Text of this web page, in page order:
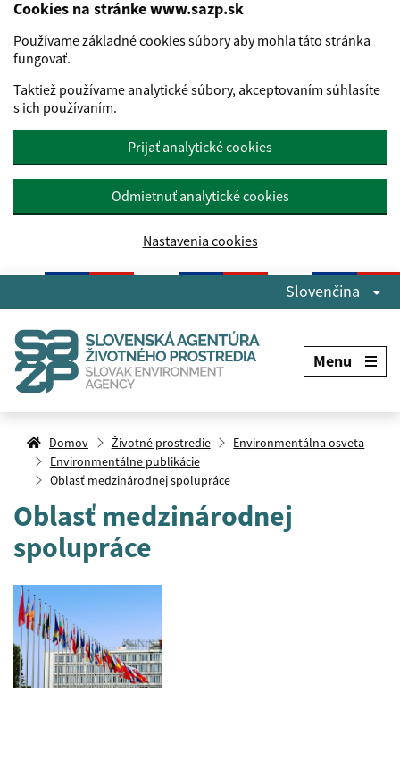
Cookies na stránke www.sazp.sk
Používame základné cookies súbory aby mohla táto stránka
fungovať.
Taktiež používame analytické súbory, akceptovaním súhlasíte
s ich používaním.
Prijať analytické cookies
Odmietnuť analytické cookies
Nastavenia cookies
Slovenčina
Menu
Domov Životné prostredie
Environmentálna osveta
Environmentálne publikácie
Oblasť medzinárodnej spolupráce
Oblasť medzinárodnej
spolupráce